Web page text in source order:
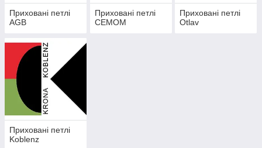
Приховані петлі
AGB
Приховані петлі
CEMOM
Приховані петлі
Otlav
Приховані петлі
Koblenz